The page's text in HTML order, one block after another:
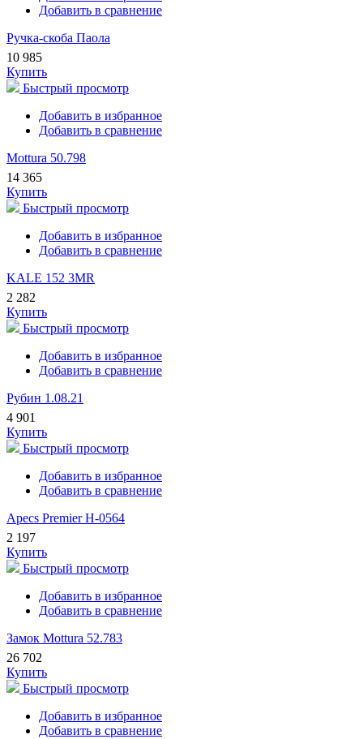
Добавить в сравнение
Ручка-скоба Паола
10 985
Купить
Быстрый просмотр
Добавить в избранное
Добавить в сравнение
Mottura 50.798
14 365
Купить
Быстрый просмотр
Добавить в избранное
Добавить в сравнение
KALE 152 3MR
2 282
Купить
Быстрый просмотр
Добавить в избранное
Добавить в сравнение
Рубин 1.08.21
4 901
Купить
Быстрый просмотр
Добавить в избранное
Добавить в сравнение
Apecs Premier H-0564
2 197
Купить
Быстрый просмотр
Добавить в избранное
Добавить в сравнение
Замок Mottura 52.783
26 702
Купить
Быстрый просмотр
Добавить в избранное
Добавить в сравнение